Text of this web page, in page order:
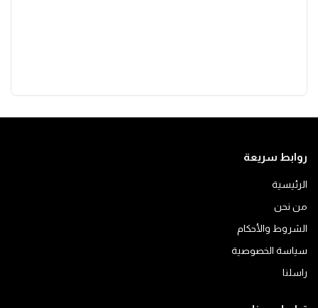
روابط سريعة
الرئيسية
من نحن
الشروط والأحكام
سياسة الخصوصية
راسلنا